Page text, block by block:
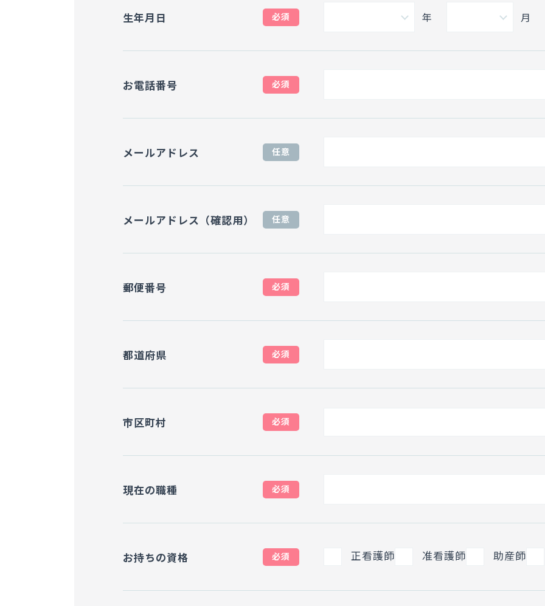
生年月日 必須 年 月
お電話番号 必須
メールアドレス 任意
メールアドレス（確認用） 任意
郵便番号 必須
都道府県 必須
市区町村 必須
現在の職種 必須
お持ちの資格 必須 正看護師 准看護師 助産師